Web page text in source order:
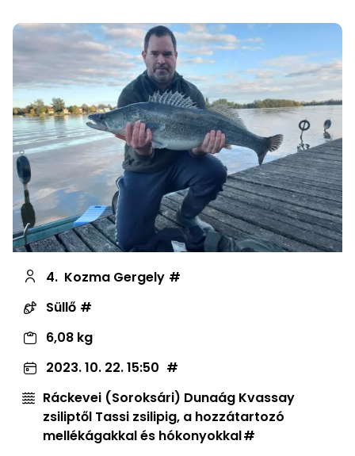
4. Kozma Gergely
Süllő
6,08 kg
2023. 10. 22. 15:50
Ráckevei (Soroksári) Dunaág Kvassay
zsiliptől Tassi zsilipig, a hozzátartozó
mellékágakkal és hókonyokkal